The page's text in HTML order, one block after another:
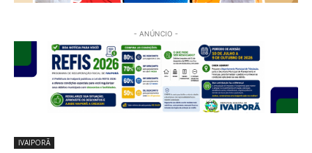
- ANÚNCIO -
IVAIPORÃ